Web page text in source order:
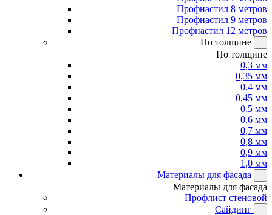
Профнастил 8 метров
Профнастил 9 метров
Профнастил 12 метров
По толщине
По толщине
0,3 мм
0,35 мм
0,4 мм
0,45 мм
0,5 мм
0,6 мм
0,7 мм
0,8 мм
0,9 мм
1,0 мм
Материалы для фасада
Материалы для фасада
Профлист стеновой
Сайдинг